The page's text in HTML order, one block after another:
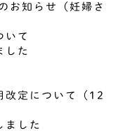
お知らせ（妊婦さ
いて
した
改定について（12
ました